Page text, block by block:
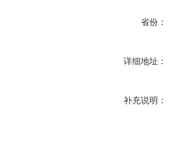
省份：
详细地址：
补充说明：